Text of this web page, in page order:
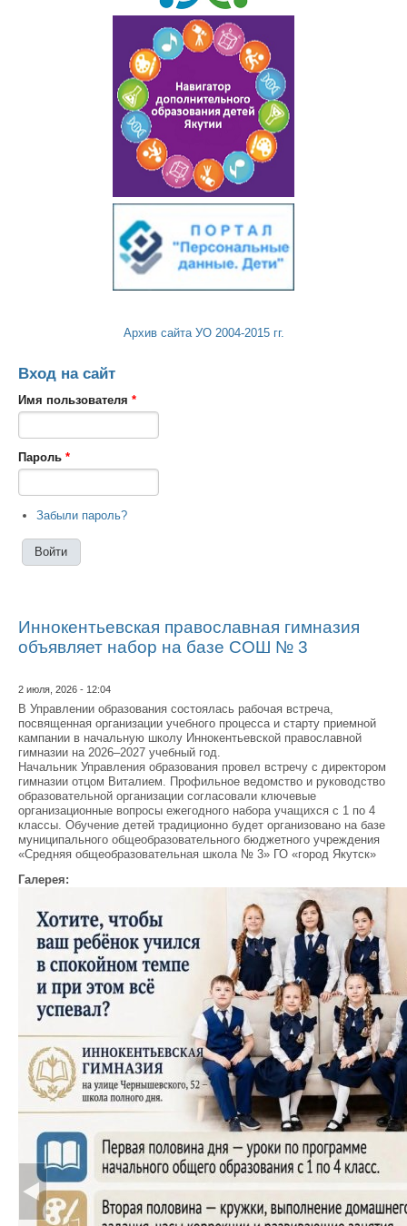
Архив сайта УО 2004-2015 гг.
Вход на сайт
Имя пользователя *
Пароль *
Забыли пароль?
Иннокентьевская православная гимназия
объявляет набор на базе СОШ № 3
2 июля, 2026 - 12:04
В Управлении образования состоялась рабочая встреча,
посвященная организации учебного процесса и старту приемной
кампании в начальную школу Иннокентьевской православной
гимназии на 2026–2027 учебный год.
Начальник Управления образования провел встречу с директором
гимназии отцом Виталием. Профильное ведомство и руководство
образовательной организации согласовали ключевые
организационные вопросы ежегодного набора учащихся с 1 по 4
классы. Обучение детей традиционно будет организовано на базе
муниципального общеобразовательного бюджетного учреждения
«Средняя общеобразовательная школа № 3» ГО «город Якутск»
Галерея: